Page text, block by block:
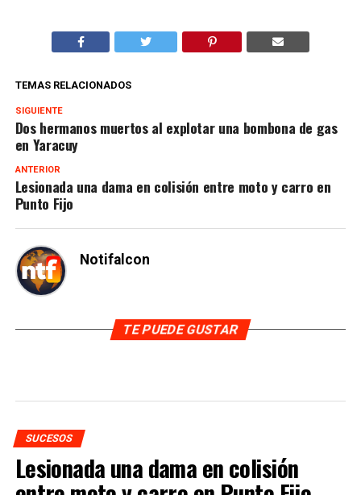
TEMAS RELACIONADOS
SIGUIENTE
Dos hermanos muertos al explotar una bombona de gas
en Yaracuy
ANTERIOR
Lesionada una dama en colisión entre moto y carro en
Punto Fijo
Notifalcon
TE PUEDE GUSTAR
SUCESOS
Lesionada una dama en colisión